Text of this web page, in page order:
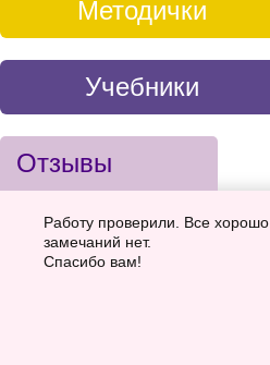
Методички
Учебники
Отзывы
Работу проверили. Все хорошо,
замечаний нет.
Спасибо вам!